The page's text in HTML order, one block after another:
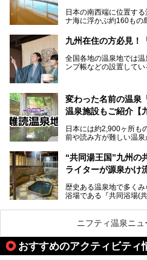
ンに注目される存在。
魅力を徹底解説します。
日本の南西端に位置す
ナ海に浮かぶ約160もの
ずの豊かな自然、独自
けてやまない魅力あふ
そんな沖縄県のスーパ
と同時に楽しめる施設が
九州在住の方必見！
全国各地の温泉地では
ンプ帳などの設置して
な方ならぜひ参加して
変わった名前の温泉
温泉施設もご紹介【
日本には約2,900ヶ所も
前や読み方が難しい温泉
そこで日本各地にある
形式でご紹介。第５回
難読温泉地をピックア
いくつ読めるか、ぜひ
“共同湯王国”九州の
ライターが源泉かけ
歴史ある温泉地で多く
浴場である『共同浴場(
特徴です。
共同浴場は全国各地の
共同湯文化が古くから
は“共同湯王国”といっ
今回は地元在住の九州の
した中から、源泉かけ
ニフティ温泉ニ
おすすめのアクティビティ